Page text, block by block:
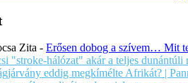
Zita - Erősen dobog a szívem… Mit
"stroke-hálózat" akár a teljes dunántúli
eddig megkímélte Afrikát? |